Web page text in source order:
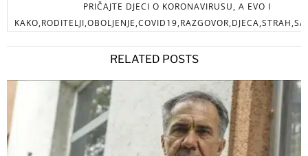
PRIČAJTE DJECI O KORONAVIRUSU, A EVO I
RELATED POSTS